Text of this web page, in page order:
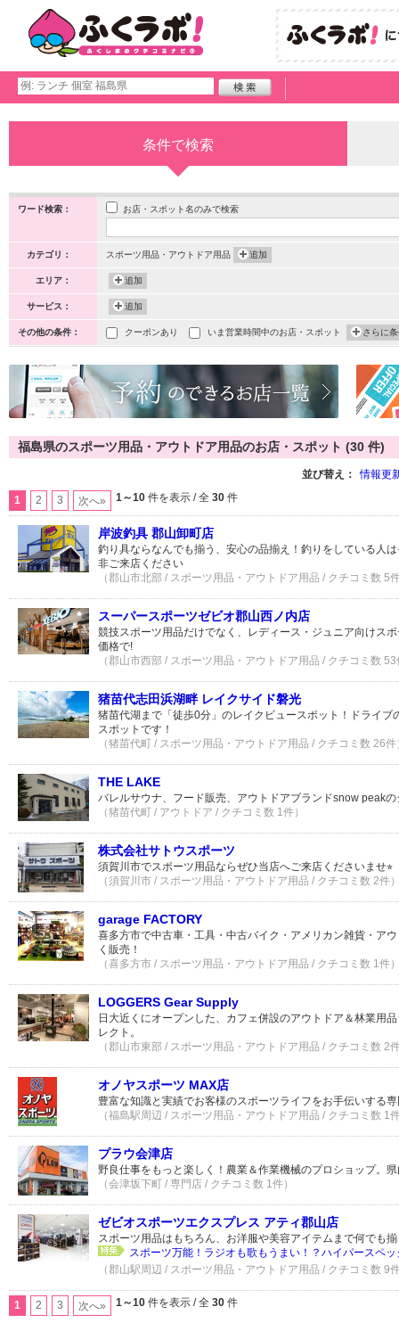
条件で検索
ワード検索： お店・スポット名のみで検索
カテゴリ： スポーツ用品・アウトドア用品 追加
エリア： 追加
サービス： 追加
その他の条件： クーポンあり いま営業時間中のお店・スポット さらに
福島県のスポーツ用品・アウトドア用品のお店・スポット (30 件)
並び替え： 情報更
1 2 3 次へ» 1～10 件を表示 / 全 30 件
岸波釣具 郡山卸町店
釣り具ならなんでも揃う、安心の品揃え！釣りをしている人
非ご来店ください
（郡山市北部 / スポーツ用品・アウトドア用品 / クチコミ数 5
スーパースポーツゼビオ郡山西ノ内店
競技スポーツ用品だけでなく、レディース・ジュニア向けス
価格で!
（郡山市西部 / スポーツ用品・アウトドア用品 / クチコミ数 53
猪苗代志田浜湖畔 レイクサイド磐光
猪苗代湖まで「徒歩0分」のレイクビュースポット！ドライブ
スポットです！
（猪苗代町 / スポーツ用品・アウトドア用品 / クチコミ数 26件
THE LAKE
バレルサウナ、フード販売、アウトドアブランドsnow peak
（猪苗代町 / アウトドア / クチコミ数 1件）
株式会社サトウスポーツ
須賀川市でスポーツ用品ならぜひ当店へご来店くださいませ⭐︎
（須賀川市 / スポーツ用品・アウトドア用品 / クチコミ数 2件
garage FACTORY
喜多方市で中古車・工具・中古バイク・アメリカン雑貨・ア
く販売！
（喜多方市 / スポーツ用品・アウトドア用品 / クチコミ数 1件
LOGGERS Gear Supply
日大近くにオープンした、カフェ併設のアウトドア＆林業用
レクト。
（郡山市東部 / スポーツ用品・アウトドア用品 / クチコミ数 2
オノヤスポーツ MAX店
豊富な知識と実績でお客様のスポーツライフをお手伝いする
（福島駅周辺 / スポーツ用品・アウトドア用品 / クチコミ数 1
プラウ会津店
野良仕事をもっと楽しく！農業＆作業機械のプロショップ。
（会津坂下町 / 専門店 / クチコミ数 1件）
ゼビオスポーツエクスプレス アティ郡山店
スポーツ用品はもちろん、お洋服や美容アイテムまで何でも
スポーツ万能！ラジオも歌もうまい！？ハイパースペ
（郡山駅周辺 / スポーツ用品・アウトドア用品 / クチコミ数 9
1 2 3 次へ» 1～10 件を表示 / 全 30 件